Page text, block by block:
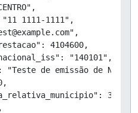
1111-1111",
4104600,
"140101",
"Teste de emissão de NFSe",
3,